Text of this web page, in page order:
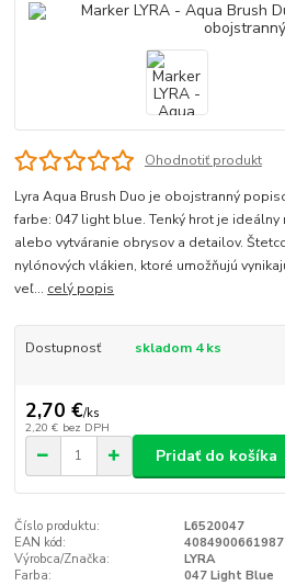
Ohodnotiť produkt
Lyra Aqua Brush Duo je obojstranný
farbe: 047 light blue. Tenký hrot je
alebo vytváranie obrysov a detailov.
nylónových vlákien, ktoré umožňujú
veľ... celý popis
Dostupnosť skladom 4 ks
2,70 €/ks
2,20 € bez DPH
Pridať do košíka
Číslo produktu:
L6520047
EAN kód:
4084900661987
Výrobca/Značka:
LYRA
Farba:
047 Light Blue